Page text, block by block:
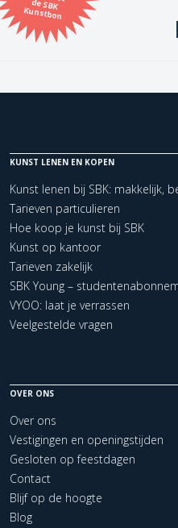
Kunstbon
Kunstenaar
Kerncollectie
1 items. Pagina: 1
KUNST LENEN EN KOPEN
Kunst lenen bij SBK: makkelijk,
Tarieven particulieren
Hoe koop je kunst bij SBK
Kunst op kantoor
Tarieven zakelijk
SBK Young –
VYOO: laat je verrassen
Veelgestelde vragen
OVER ONS
Over ons
Vestigingen en openingstijden
Gesloten op feestdagen
Contact
Blijf op de hoogte
Blog